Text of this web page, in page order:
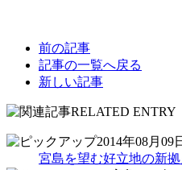
前の記事
記事の一覧へ戻る
新しい記事
2014年08月09
宮島を望む好立地の新